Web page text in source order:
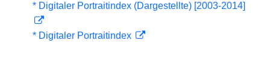
* Digitaler Portraitindex (Dargestellte) [2003-2014]
* Digitaler Portraitindex